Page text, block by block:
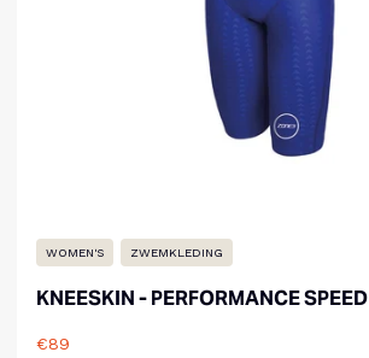
WOMEN'S ZWEMKLEDING
KNEESKIN - PERFORMANCE SPEED
€89